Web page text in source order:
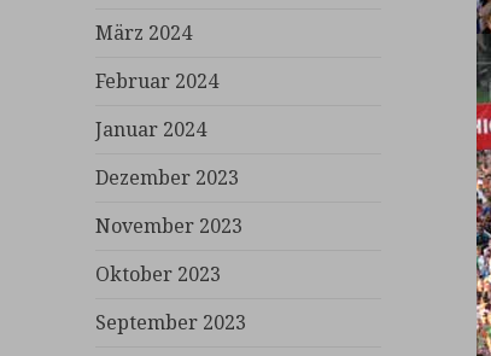
März 2024
Februar 2024
Januar 2024
Dezember 2023
November 2023
Oktober 2023
September 2023